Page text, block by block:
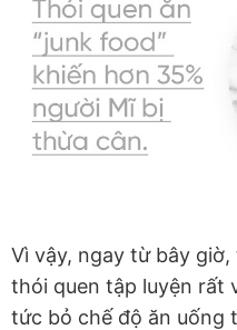
Vì vậy, ngay từ bây
thói quen tập luyện rất
tức bỏ chế độ ăn uống